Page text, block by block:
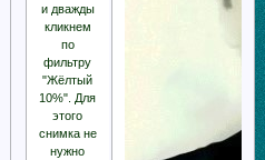
и дважды
кликнем
по
фильтру
"Жёлтый
10%". Для
этого
снимка не
нужно